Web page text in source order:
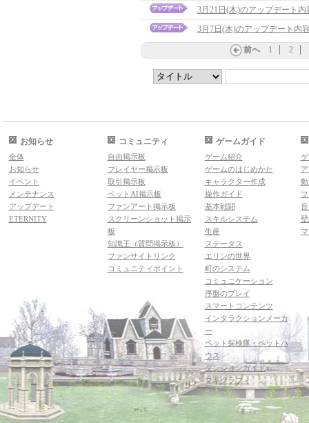
3月21日(木)のアップデート内
3月7日(木)のアップデート内
前へ 1 2
お知らせ
全体
お知らせ
イベント
メンテナンス
アップデート
ETERNITY
コミュニティ
自由掲示板
プレイヤー掲示板
取引掲示板
ペットAI掲示板
ファンアート掲示板
スクリーンショット掲示
板
知識王（質問掲示板）
ファンサイトリンク
コミュニティポイント
ゲームガイド
ゲーム紹介
ゲームのはじめかた
キャラクター作成
操作ガイド
基本戦闘
スキルシステム
生産
ステータス
エリンの世界
町のシステム
コミュニケーション
序盤のプレイ
スマートコンテンツ
インタラクションメーカ
ー
ペット探検隊・ペットハ
ウス
ダンジョンガイド
マギグラフィ